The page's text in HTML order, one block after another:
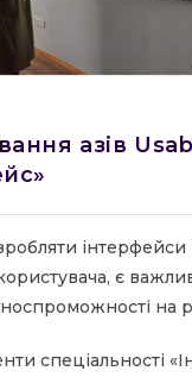
азів
є
на
спеціальності